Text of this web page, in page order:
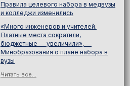
Правила целевого набора в медвузы
и колледжи изменились
«Много инженеров и учителей.
Платные места сократили,
бюджетные — увеличили», —
Минобразования о плане набора в
вузы
Читать все...